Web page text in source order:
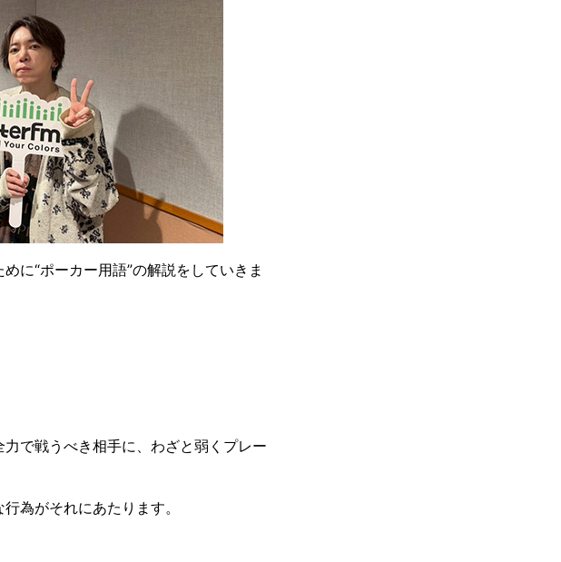
に“ポーカー用語”の解説をしていきま
で戦うべき相手に、わざと弱くプレー
為がそれにあたります。